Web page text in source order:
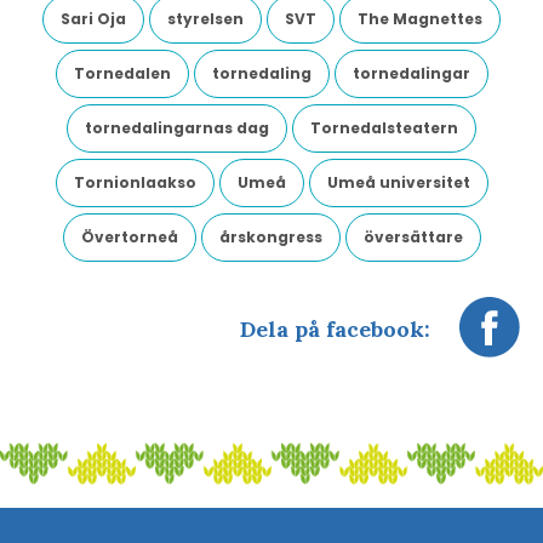
Sari Oja styrelsen SVT The Magnettes
Tornedalen tornedaling tornedalingar
tornedalingarnas dag Tornedalsteatern
Tornionlaakso Umeå Umeå universitet
Övertorneå årskongress översättare
Dela på facebook: